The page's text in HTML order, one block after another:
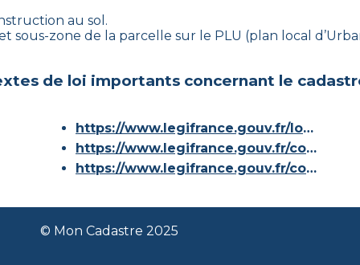
au sol.
sous-zone de la parcelle sur le PLU (plan local
de loi importants concernant le
https://www.legifrance.gouv.fr/loda/id/JORFTEXT000000686267/
https://www.legifrance.gouv.fr/codes/article_lc/LEGIARTI000036588629/
https://www.legifrance.gouv.fr/codes/id/LEGISCTA000006180153/
© Mon Cadastre 2025